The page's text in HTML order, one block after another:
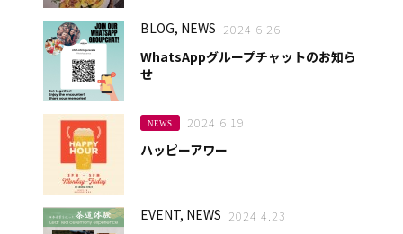
BLOG, NEWS 2024 6.26
WhatsAppグループチャットのお知ら
せ
NEWS 2024 6.19
ハッピーアワー
EVENT, NEWS 2024 4.23